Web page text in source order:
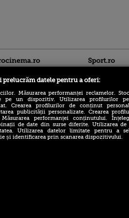
Coster-Waldau din
Tronurilor și
Sport.ro
Adrian
confirmat
UTA după
EXPLODAT
s-a luat la
datele pentru a oferi:
Măsurarea performanței reclamelor.
pe un dispozitiv. Utilizarea profilurilor
Crearea profilurilor de conținut
publicității personalizate. Crearea
performanței conținutului.
de date din surse diferite. Utilizarea de
Utilizarea datelor limitate pentru a
și identificarea prin scanarea dispozitivului.